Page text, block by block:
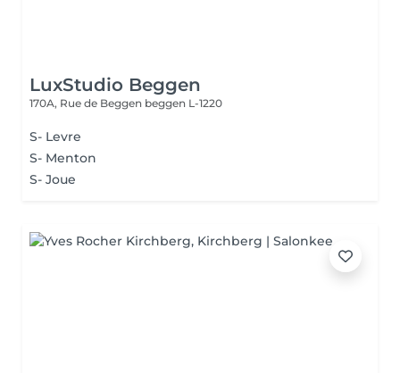
LuxStudio Beggen
170A, Rue de Beggen beggen L-1220
S- Levre
S- Menton
S- Joue